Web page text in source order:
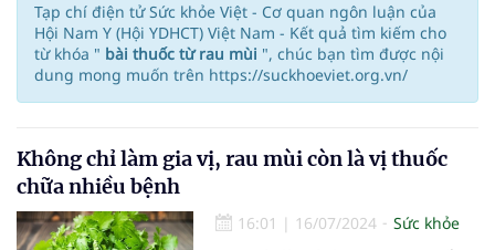
Tạp chí điện tử Sức khỏe Việt - Cơ quan ngôn luận của
Hội Nam Y (Hội YDHCT) Việt Nam - Kết quả tìm kiếm cho
từ khóa " bài thuốc từ rau mùi ", chúc bạn tìm được nội
dung mong muốn trên https://suckhoeviet.org.vn/
Không chỉ làm gia vị, rau mùi còn là vị thuốc
chữa nhiều bệnh
16:01 | 16/07/2024
Sức khỏe